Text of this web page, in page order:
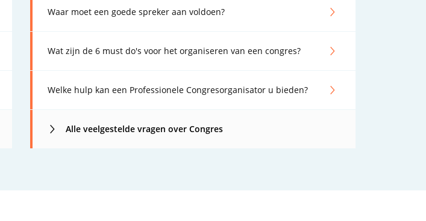
Waar moet een goede spreker aan voldoen?
Wat zijn de 6 must do's voor het organiseren van een congres?
Welke hulp kan een Professionele Congresorganisator u bieden?
Alle veelgestelde vragen over Congres